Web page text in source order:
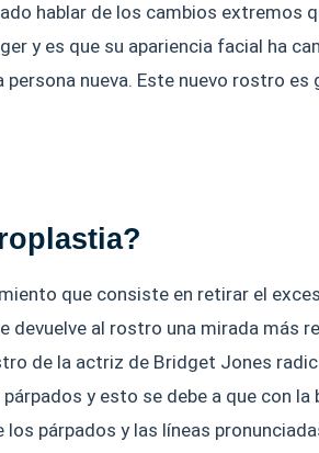
hablar de los cambios extremos
y es que su apariencia facial ha
persona nueva. Este nuevo rostro es
que consiste en retirar el
devuelve al rostro una mirada más
de la actriz de Bridget Jones
y esto se debe a que con
párpados y las líneas